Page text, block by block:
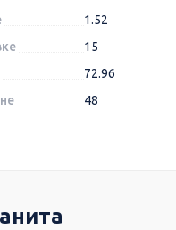
1.52
15
72.96
48